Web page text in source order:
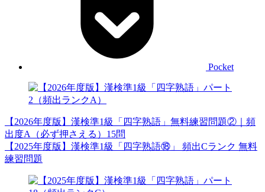
Pocket
【2026年度版】漢検準1級「四字熟語」無料練習問題②｜頻
出度A（必ず押さえる）15問
【2025年度版】漢検準1級「四字熟語⑱」 頻出Cランク 無料
練習問題